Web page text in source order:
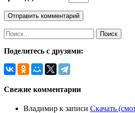
Найти:
Поделитесь с друзями:
Свежие комментарии
Владимир к записи Скачать